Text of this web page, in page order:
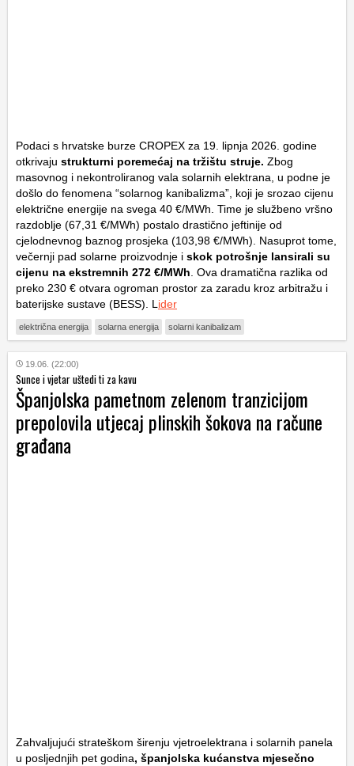
Podaci s hrvatske burze CROPEX za 19. lipnja 2026. godine
otkrivaju strukturni poremećaj na tržištu struje. Zbog
masovnog i nekontroliranog vala solarnih elektrana, u podne je
došlo do fenomena “solarnog kanibalizma”, koji je srozao cijenu
električne energije na svega 40 €/MWh. Time je službeno vršno
razdoblje (67,31 €/MWh) postalo drastično jeftinije od
cjelodnevnog baznog prosjeka (103,98 €/MWh). Nasuprot tome,
večernji pad solarne proizvodnje i skok potrošnje lansirali su
cijenu na ekstremnih 272 €/MWh . Ova dramatična razlika od
preko 230 € otvara ogroman prostor za zaradu kroz arbitražu i
baterijske sustave (BESS). L ider
električna energija solarna energija solarni kanibalizam
19.06. (22:00)
Sunce i vjetar uštedi ti za kavu
Španjolska pametnom zelenom tranzicijom
prepolovila utjecaj plinskih šokova na račune
građana
Zahvaljujući strateškom širenju vjetroelektrana i solarnih panela
u posljednjih pet godina, španjolska kućanstva mjesečno